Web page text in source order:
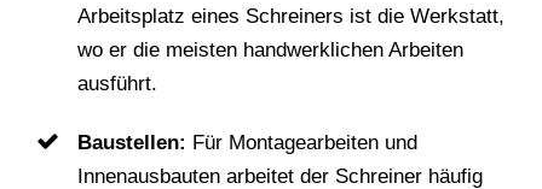
Arbeitsplatz eines Schreiners ist die Werkstatt,
wo er die meisten handwerklichen Arbeiten
ausführt.
Baustellen: Für Montagearbeiten und
Innenausbauten arbeitet der Schreiner häufig